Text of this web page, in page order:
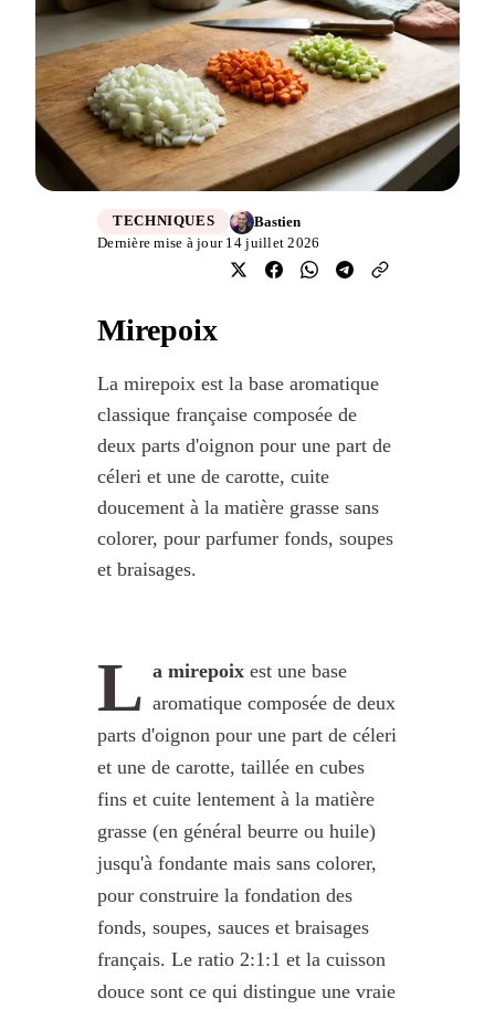
TECHNIQUES
Bastien
Dernière mise à jour 14 juillet 2026
Mirepoix
La mirepoix est la base aromatique
classique française composée de
deux parts d'oignon pour une part de
céleri et une de carotte, cuite
doucement à la matière grasse sans
colorer, pour parfumer fonds, soupes
et braisages.
L a mirepoix est une base
aromatique composée de deux
parts d'oignon pour une part de céleri
et une de carotte, taillée en cubes
fins et cuite lentement à la matière
grasse (en général beurre ou huile)
jusqu'à fondante mais sans colorer,
pour construire la fondation des
fonds, soupes, sauces et braisages
français. Le ratio 2:1:1 et la cuisson
douce sont ce qui distingue une vraie